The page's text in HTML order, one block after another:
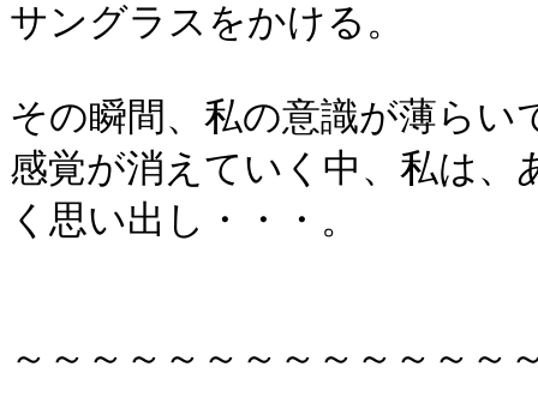
サングラスをかける。
その瞬間、私の意識が薄らい
感覚が消えていく中、私は
く思い出し・・・。
～～～～～～～～～～～～～